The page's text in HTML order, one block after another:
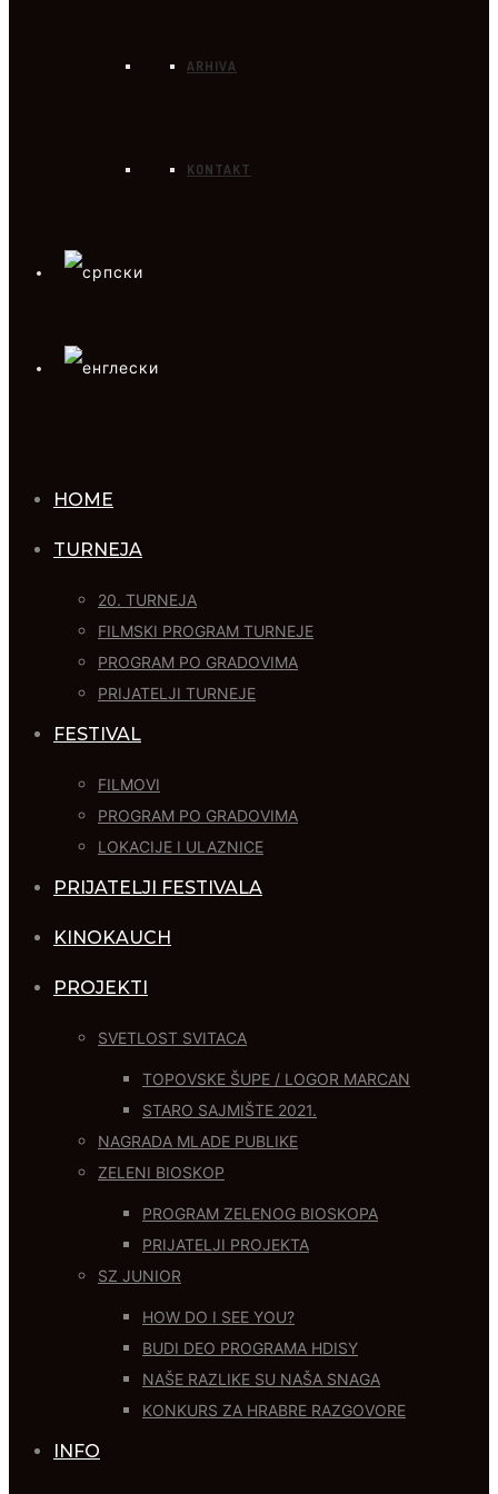
ARHIVA
KONTAKT
HOME
TURNEJA
20. TURNEJA
FILMSKI PROGRAM TURNEJE
PROGRAM PO GRADOVIMA
PRIJATELJI TURNEJE
FESTIVAL
FILMOVI
PROGRAM PO GRADOVIMA
LOKACIJE I ULAZNICE
PRIJATELJI FESTIVALA
KINOKAUCH
PROJEKTI
SVETLOST SVITACA
TOPOVSKE ŠUPE / LOGOR MARCAN
STARO SAJMIŠTE 2021.
NAGRADA MLADE PUBLIKE
ZELENI BIOSKOP
PROGRAM ZELENOG BIOSKOPA
PRIJATELJI PROJEKTA
SZ JUNIOR
HOW DO I SEE YOU?
BUDI DEO PROGRAMA HDISY
NAŠE RAZLIKE SU NAŠA SNAGA
KONKURS ZA HRABRE RAZGOVORE
INFO